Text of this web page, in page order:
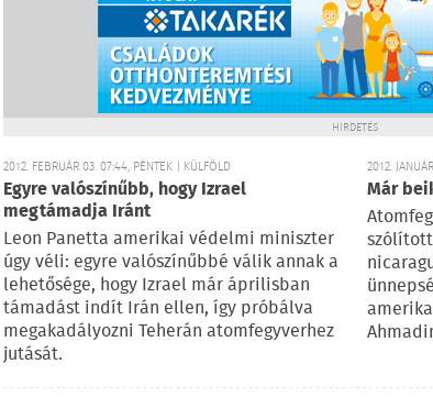
HIRDETÉS
2012. FEBRUÁR 03. 07:44, PÉNTEK | KÜLFÖLD
Egyre valószínűbb, hogy Izrael
megtámadja Iránt
Leon Panetta amerikai védelmi miniszter
úgy véli: egyre valószínűbbé válik annak a
lehetősége, hogy Izrael már áprilisban
támadást indít Irán ellen, így próbálva
megakadályozni Teherán atomfegyverhez
jutását.
2012.
Már